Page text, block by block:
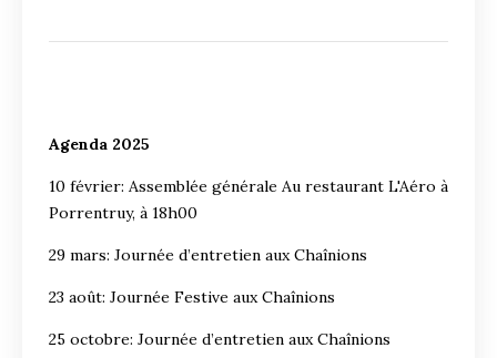
Agenda 2025
10 février: Assemblée générale Au restaurant L'Aéro à
Porrentruy, à 18h00
29 mars: Journée d’entretien aux Chaînions
23 août: Journée Festive aux Chaînions
25 octobre: Journée d’entretien aux Chaînions